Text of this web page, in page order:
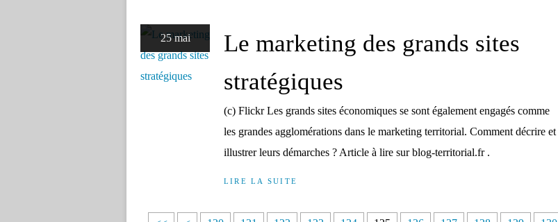
25 mai
Le marketing des grands sites
stratégiques
(c) Flickr Les grands sites économiques se sont également engagés comme
les grandes agglomérations dans le marketing territorial. Comment décrire et
illustrer leurs démarches ? Article à lire sur blog-territorial.fr .
LIRE LA SUITE